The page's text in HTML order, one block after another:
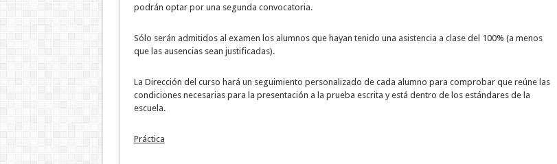
podrán optar por una segunda convocatoria.
Sólo serán admitidos al examen los alumnos que hayan tenido una asistencia a clase del 100% (a menos
que las ausencias sean justificadas).
La Dirección del curso hará un seguimiento personalizado de cada alumno para comprobar que reúne las
condiciones necesarias para la presentación a la prueba escrita y está dentro de los estándares de la
escuela.
Práctica